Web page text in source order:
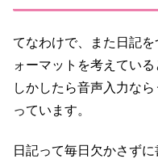
てなわけで、また日記
ォーマットを考えてい
しかしたら音声入力な
っています。
日記って毎日欠かさずに